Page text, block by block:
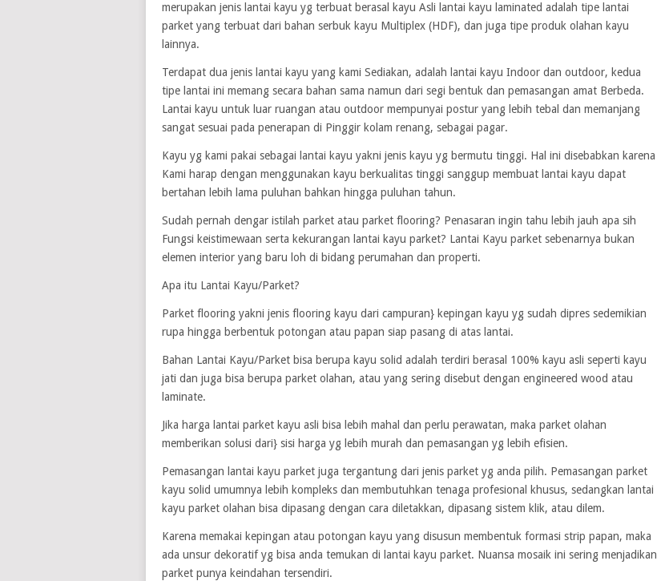
merupakan jenis lantai kayu yg terbuat berasal kayu Asli lantai kayu laminated adalah tipe lantai
parket yang terbuat dari bahan serbuk kayu Multiplex (HDF), dan juga tipe produk olahan kayu
lainnya.
Terdapat dua jenis lantai kayu yang kami Sediakan, adalah lantai kayu Indoor dan outdoor, kedua
tipe lantai ini memang secara bahan sama namun dari segi bentuk dan pemasangan amat Berbeda.
Lantai kayu untuk luar ruangan atau outdoor mempunyai postur yang lebih tebal dan memanjang
sangat sesuai pada penerapan di Pinggir kolam renang, sebagai pagar.
Kayu yg kami pakai sebagai lantai kayu yakni jenis kayu yg bermutu tinggi. Hal ini disebabkan karena
Kami harap dengan menggunakan kayu berkualitas tinggi sanggup membuat lantai kayu dapat
bertahan lebih lama puluhan bahkan hingga puluhan tahun.
Sudah pernah dengar istilah parket atau parket flooring? Penasaran ingin tahu lebih jauh apa sih
Fungsi keistimewaan serta kekurangan lantai kayu parket? Lantai Kayu parket sebenarnya bukan
elemen interior yang baru loh di bidang perumahan dan properti.
Apa itu Lantai Kayu/Parket?
Parket flooring yakni jenis flooring kayu dari campuran} kepingan kayu yg sudah dipres sedemikian
rupa hingga berbentuk potongan atau papan siap pasang di atas lantai.
Bahan Lantai Kayu/Parket bisa berupa kayu solid adalah terdiri berasal 100% kayu asli seperti kayu
jati dan juga bisa berupa parket olahan, atau yang sering disebut dengan engineered wood atau
laminate.
Jika harga lantai parket kayu asli bisa lebih mahal dan perlu perawatan, maka parket olahan
memberikan solusi dari} sisi harga yg lebih murah dan pemasangan yg lebih efisien.
Pemasangan lantai kayu parket juga tergantung dari jenis parket yg anda pilih. Pemasangan parket
kayu solid umumnya lebih kompleks dan membutuhkan tenaga profesional khusus, sedangkan lantai
kayu parket olahan bisa dipasang dengan cara diletakkan, dipasang sistem klik, atau dilem.
Karena memakai kepingan atau potongan kayu yang disusun membentuk formasi strip papan, maka
ada unsur dekoratif yg bisa anda temukan di lantai kayu parket. Nuansa mosaik ini sering menjadikan
parket punya keindahan tersendiri.